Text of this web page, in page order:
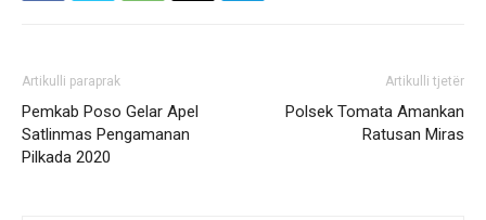
Artikulli paraprak
Pemkab Poso Gelar Apel
Satlinmas Pengamanan
Pilkada 2020
Artikulli tjetër
Polsek Tomata Amankan
Ratusan Miras